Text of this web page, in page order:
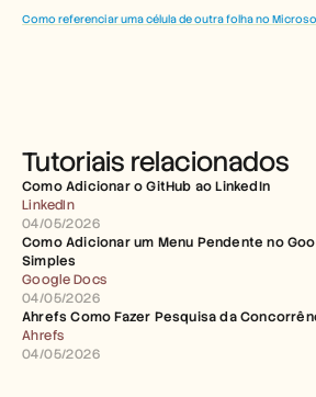
Como referenciar uma célula de outra folha no
Tutoriais relacionados
Como Adicionar o GitHub ao LinkedIn
LinkedIn
04/05/2026
Como Adicionar um Menu Pendente no
Simples
Google Docs
04/05/2026
Ahrefs Como Fazer Pesquisa da
Ahrefs
04/05/2026